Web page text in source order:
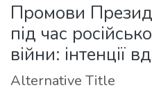
All of DSpace
Statistics
Промови
під час
війни: інтенції
Alternative Title